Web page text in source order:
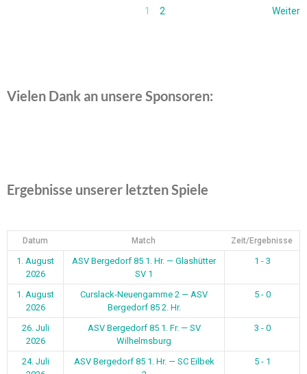
1 2 Weiter
Vielen Dank an unsere Sponsoren:
Ergebnisse unserer letzten Spiele
Datum Match Zeit/Ergebnisse
1. August
2026
ASV Bergedorf 85 1. Hr. — Glashütter
SV 1
1 - 3
1. August
2026
Curslack-Neuengamme 2 — ASV
Bergedorf 85 2. Hr.
5 - 0
26. Juli
2026
ASV Bergedorf 85 1. Fr. — SV
Wilhelmsburg
3 - 0
24. Juli
ASV Bergedorf 85 1. Hr. — SC Eilbek
5 - 1